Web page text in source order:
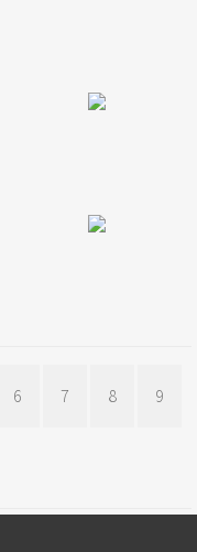
6 7 8 9